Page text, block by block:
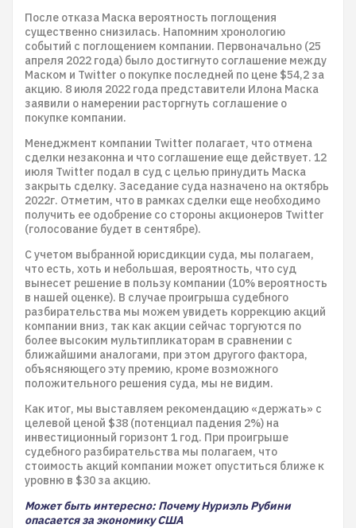
После отказа Маска вероятность поглощения
существенно снизилась. Напомним хронологию
событий с поглощением компании. Первоначально (25
апреля 2022 года) было достигнуто соглашение между
Маском и Twitter о покупке последней по цене $54,2 за
акцию. 8 июля 2022 года представители Илона Маска
заявили о намерении расторгнуть соглашение о
покупке компании.
Менеджмент компании Twitter полагает, что отмена
сделки незаконна и что соглашение еще действует. 12
июля Twitter подал в суд с целью принудить Маска
закрыть сделку. Заседание суда назначено на октябрь
2022г. Отметим, что в рамках сделки еще необходимо
получить ее одобрение со стороны акционеров Twitter
(голосование будет в сентябре).
С учетом выбранной юрисдикции суда, мы полагаем,
что есть, хоть и небольшая, вероятность, что суд
вынесет решение в пользу компании (10% вероятность
в нашей оценке). В случае проигрыша судебного
разбирательства мы можем увидеть коррекцию акций
компании вниз, так как акции сейчас торгуются по
более высоким мультипликаторам в сравнении с
ближайшими аналогами, при этом другого фактора,
объясняющего эту премию, кроме возможного
положительного решения суда, мы не видим.
Как итог, мы выставляем рекомендацию «держать» с
целевой ценой $38 (потенциал падения 2%) на
инвестиционный горизонт 1 год. При проигрыше
судебного разбирательства мы полагаем, что
стоимость акций компании может опуститься ближе к
уровню в $30 за акцию.
Может быть интересно: Почему Нуриэль Рубини
опасается за экономику США